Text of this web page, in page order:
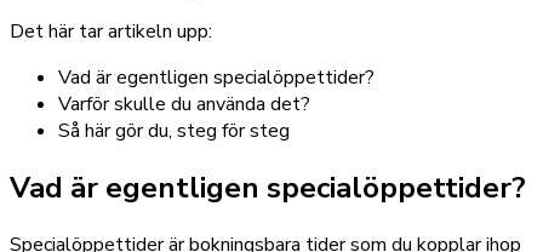
Det här tar artikeln upp:
Vad är egentligen specialöppettider?
Varför skulle du använda det?
Så här gör du, steg för steg
Vad är egentligen specialöppettider?
Specialöppettider är bokningsbara tider som du kopplar ihop